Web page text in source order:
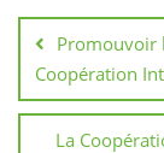
de
l’article
Promouvoir
Coopération
La